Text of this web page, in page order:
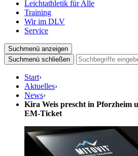
Leichtathletik für Alle
Training
Wir im DLV
Service
Suchmenü anzeigen
Suchmenü schließen
Start›
Aktuelles›
News›
Kira Weis prescht in Pforzheim
EM-Ticket